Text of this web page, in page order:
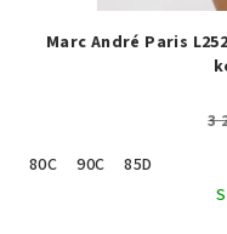
Marc André Paris
3
80C 90C
85D